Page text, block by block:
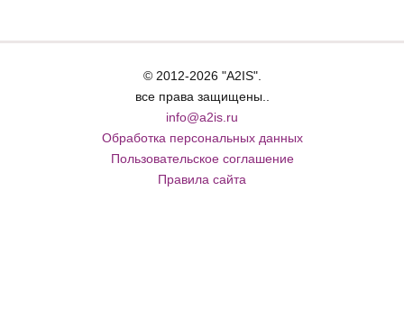
© 2012-2026 "A2IS".
все права защищены..
info@a2is.ru
Обработка персональных данных
Пользовательское соглашение
Правила сайта